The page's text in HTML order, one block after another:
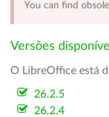
You can find
Versões
O LibreOffice está
26.2.5
26.2.4